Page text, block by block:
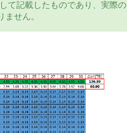
て記載したものであり、実際の
せん。